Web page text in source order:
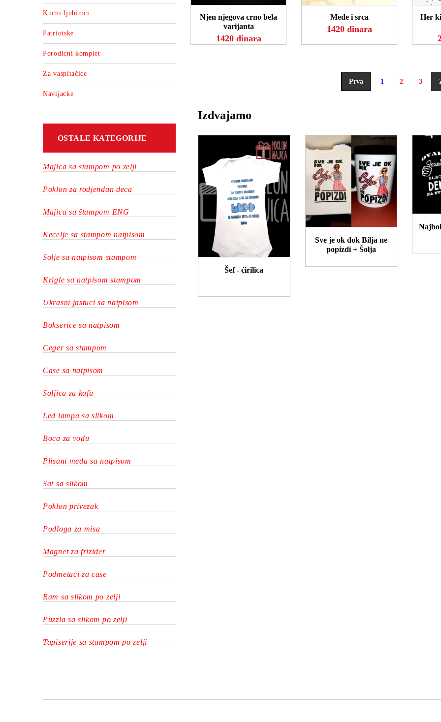
Njen njegova crno bela
varijanta
1420 dinara
Mede i srca
1420 dinara
Her
Prva 1 2 3
Izdvajamo
Mamine srece :)
Sve je ok dok Bilja ne
popizdi + Šolja
Najbolji deka i baka na
svetu
Kucni ljubimci
Patriotske
Porodicni komplet
Za vaspitačice
Navijacke
OSTALE KATEGORIJE
Majica sa stampom po zelji
Poklon za rodjendan deca
Majica sa štampom ENG
Kecelje sa stampom natpisom
Solje sa natpisom stampom
Krigle sa natpisom stampom
Ukrasni jastuci sa natpisom
Bokserice sa natpisom
Ceger sa stampom
Case sa natpisom
Soljica za kafu
Led lampa sa slikom
Boca za vodu
Plisani meda sa natpisom
Sat sa slikom
Poklon privezak
Podloga za misa
Magnet za frizider
Podmetaci za case
Ram sa slikom po zelji
Puzzla sa slikom po zelji
Tapiserije sa stampom po zelji